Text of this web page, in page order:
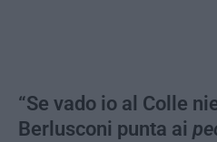
“Se vado io al Colle
Berlusconi punta ai